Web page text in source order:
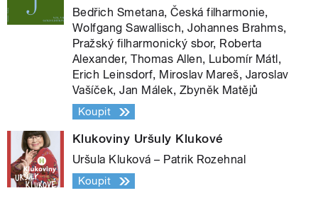
Bedřich Smetana, Česká filharmonie,
Wolfgang Sawallisch, Johannes Brahms,
Pražský filharmonický sbor, Roberta
Alexander, Thomas Allen, Lubomír Mátl,
Erich Leinsdorf, Miroslav Mareš, Jaroslav
Vašíček, Jan Málek, Zbyněk Matějů
Koupit
Klukoviny Uršuly Klukové
Uršula Kluková – Patrik Rozehnal
Koupit